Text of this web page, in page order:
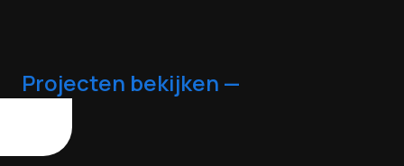
Projecten bekijken —